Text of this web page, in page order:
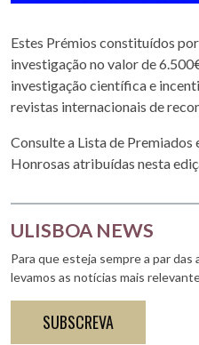
Estes Prémios constituídos
investigação no valor de
investigação científica e
revistas internacionais de
Consulte a Lista de Premiados
Honrosas atribuídas nesta
ULISBOA NEWS
Para que esteja sempre a par das
levamos as notícias mais
SUBSCREVA